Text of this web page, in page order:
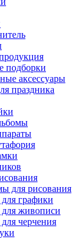
подборки
аксессуары
праздника
для рисования
графики
для живописи
черчения